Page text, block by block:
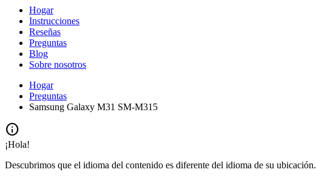
Hogar
Instrucciones
Reseñas
Preguntas
Blog
Sobre nosotros
Hogar
Preguntas
Samsung Galaxy M31 SM-M315
info
¡Hola!
Descubrimos que el idioma del contenido es diferente del idioma de su ubicación.